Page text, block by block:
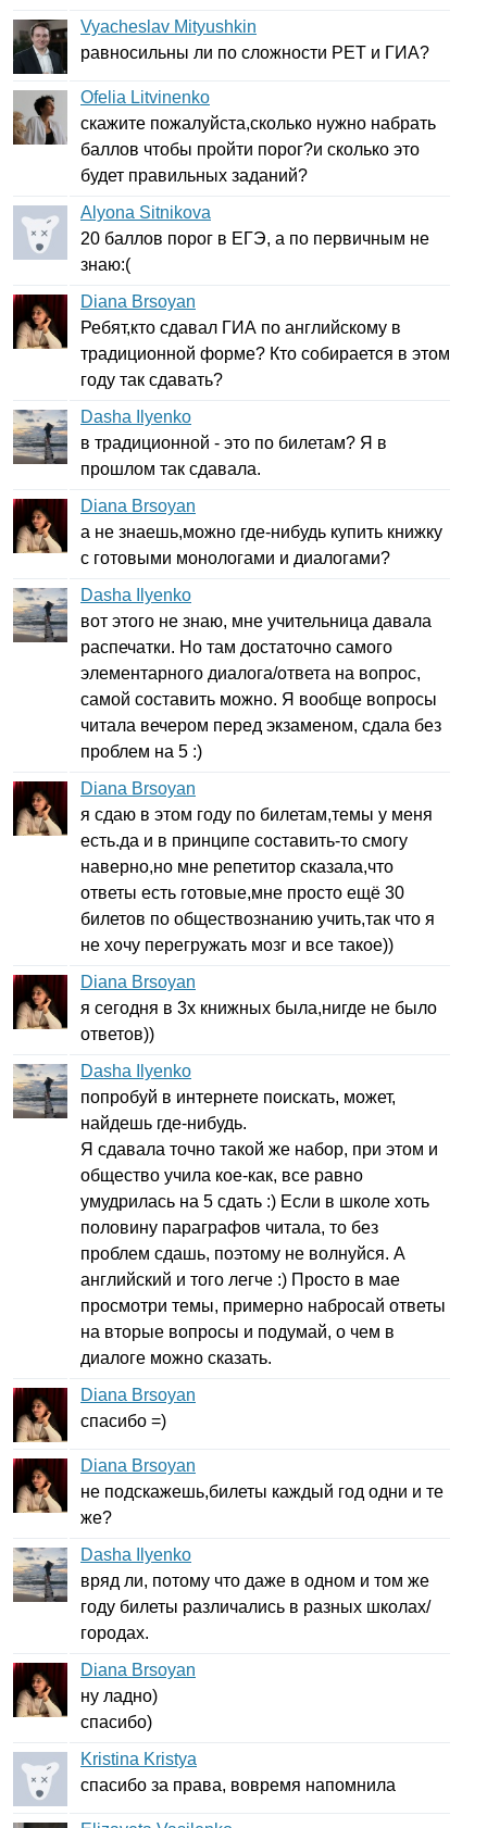
Vyacheslav Mityushkin
равносильны ли по сложности PET и ГИА?
Ofelia Litvinenko
скажите пожалуйста,сколько нужно набрать
баллов чтобы пройти порог?и сколько это
будет правильных заданий?
Alyona Sitnikova
20 баллов порог в ЕГЭ, а по первичным не
знаю:(
Diana Brsoyan
Ребят,кто сдавал ГИА по английскому в
традиционной форме? Кто собирается в этом
году так сдавать?
Dasha Ilyenko
в традиционной - это по билетам? Я в
прошлом так сдавала.
Diana Brsoyan
а не знаешь,можно где-нибудь купить книжку
с готовыми монологами и диалогами?
Dasha Ilyenko
вот этого не знаю, мне учительница давала
распечатки. Но там достаточно самого
элементарного диалога/ответа на вопрос,
самой составить можно. Я вообще вопросы
читала вечером перед экзаменом, сдала без
проблем на 5 :)
Diana Brsoyan
я сдаю в этом году по билетам,темы у меня
есть.да и в принципе составить-то смогу
наверно,но мне репетитор сказала,что
ответы есть готовые,мне просто ещё 30
билетов по обществознанию учить,так что я
не хочу перегружать мозг и все такое))
Diana Brsoyan
я сегодня в 3х книжных была,нигде не было
ответов))
Dasha Ilyenko
попробуй в интернете поискать, может,
найдешь где-нибудь.
Я сдавала точно такой же набор, при этом и
общество учила кое-как, все равно
умудрилась на 5 сдать :) Если в школе хоть
половину параграфов читала, то без
проблем сдашь, поэтому не волнуйся. А
английский и того легче :) Просто в мае
просмотри темы, примерно набросай ответы
на вторые вопросы и подумай, о чем в
диалоге можно сказать.
Diana Brsoyan
спасибо =)
Diana Brsoyan
не подскажешь,билеты каждый год одни и те
же?
Dasha Ilyenko
вряд ли, потому что даже в одном и том же
году билеты различались в разных школах/
городах.
Diana Brsoyan
ну ладно)
спасибо)
Kristina Kristya
спасибо за права, вовремя напомнила